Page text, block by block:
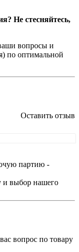
Не стесняйтесь,
вопросы и
по оптимальной
Оставить отзыв
партию -
и выбор нашего
вопрос по товару